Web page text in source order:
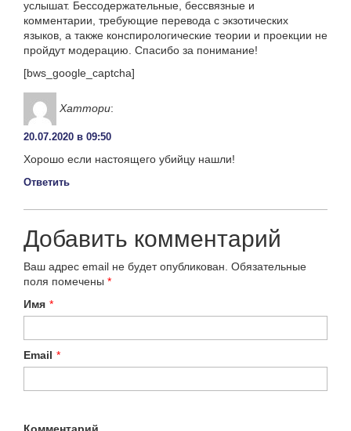
услышат. Бессодержательные, бессвязные и
комментарии, требующие перевода с экзотических
языков, а также конспирологические теории и проекции не
пройдут модерацию. Спасибо за понимание!
[bws_google_captcha]
Хаттори:
20.07.2020 в 09:50
Хорошо если настоящего убийцу нашли!
Ответить
Добавить комментарий
Ваш адрес email не будет опубликован. Обязательные
поля помечены *
Имя *
Email *